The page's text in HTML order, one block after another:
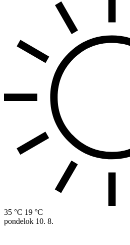
35 °C 19 °C
pondelok 10. 8.